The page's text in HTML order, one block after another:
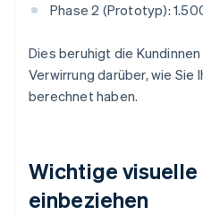
Phase 2 (Prototyp):
Dies beruhigt die
Verwirrung darüber, wie Sie
berechnet haben.
Wichtige visuelle
einbeziehen